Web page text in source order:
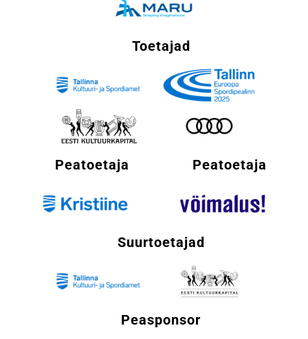
Toetajad
Peatoetaja Peatoetaja
Suurtoetajad
Peasponsor